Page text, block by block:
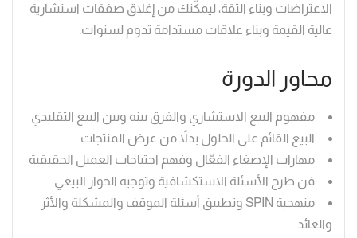
الاعتراضات وبناء الثقة، ليمكّنك من إغلاق صفقات استشارية
عالية القيمة وبناء علاقات مستدامة تدوم لسنوات.
محاور الدورة
مفهوم البيع الاستشاري والفرق بينه وبين البيع التقليدي
البيع القائم على الحلول بدلاً من عرض المنتجات
مهارات الإصغاء الفعّال وفهم احتياجات العميل الحقيقية
فن طرح الأسئلة الاستكشافية وتوجيه الحوار البيعي
منهجية SPIN وتطبيق أسئلة الموقف والمشكلة والأثر
والعائد